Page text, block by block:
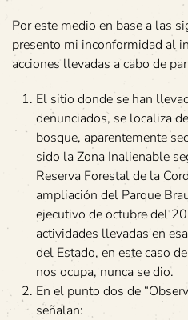
Por este medio en base a las
presento mi inconformidad al
acciones llevadas a cabo de
El sitio donde se han
denunciados, se localiza
bosque, aparentemente
sido la Zona Inalienable
Reserva Forestal de la
ampliación del Parque
ejecutivo de octubre del
actividades llevadas en
del Estado, en este caso
nos ocupa, nunca se dio.
En el punto dos de
señalan: